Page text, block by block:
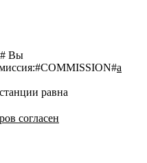
Вы
#COMMISSION#a
равна
согласен